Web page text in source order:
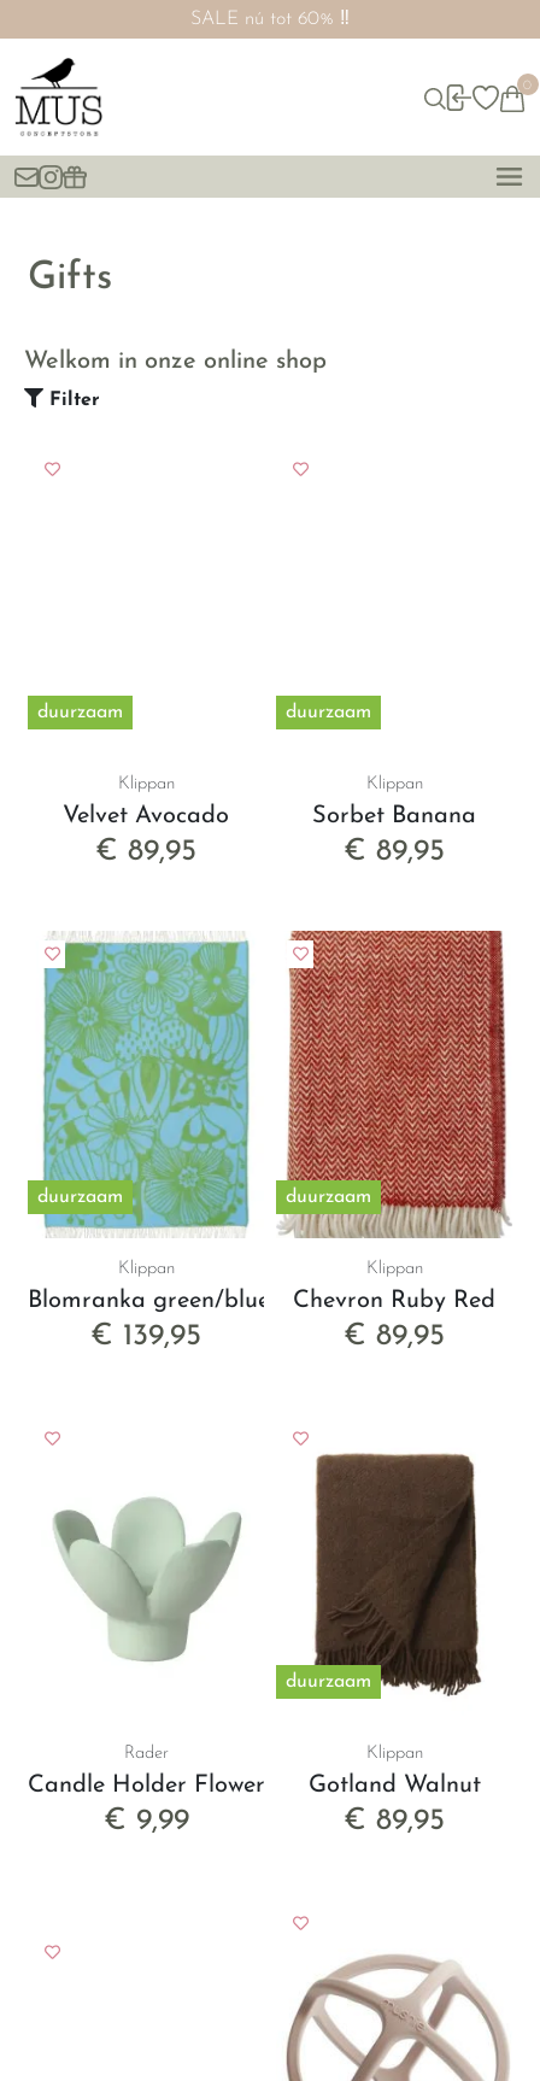
SALE nú tot 60% ‼️
0
Gifts
Welkom in onze online shop
Filter
duurzaam
Klippan
Velvet Avocado
€ 89,95
duurzaam
Klippan
Sorbet Banana
€ 89,95
duurzaam
Klippan
Blomranka green/blue
€ 139,95
duurzaam
Klippan
Chevron Ruby Red
€ 89,95
Rader
Candle Holder Flower Green
€ 9,99
duurzaam
Klippan
Gotland Walnut
€ 89,95